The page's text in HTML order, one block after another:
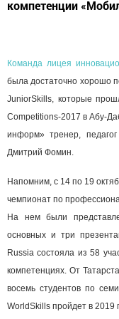
компетенции
Команда лицея
была достаточно хорошо
JuniorSkills, которые
Competitions-2017 в Абу-
информ» тренер,
Дмитрий Фомин.
Напомним, с 14 по 19
чемпионат по
На нем были
основных и три
Russia состояла из 58
компетенциях. От
восемь студентов по
WorldSkills пройдет в 2019